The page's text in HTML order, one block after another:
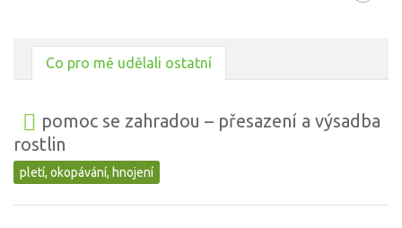
Co pro mě udělali ostatní
pomoc se zahradou – přesazení a výsadba
rostlin
pletí, okopávání, hnojení